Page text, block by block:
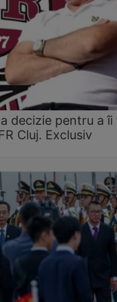
decizie pentru a îi
Cluj. Exclusiv